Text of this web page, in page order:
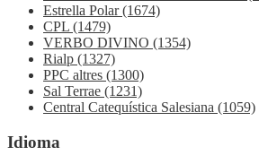
Estrella Polar(1674)
CPL (1479)
VERBO DIVINO (1354)
Rialp (1327)
PPC altres (1300)
Sal Terrae (1231)
Central Catequística Salesiana (1059)
Idioma